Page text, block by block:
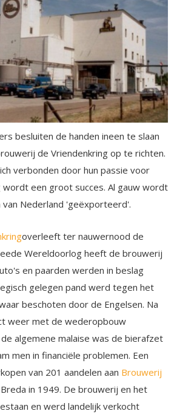
besluiten de handen ineen te slaan
de Vriendenkring op te richten.
verbonden door hun passie voor
wordt een groot succes. Al gauw wordt
Nederland 'geëxporteerd'.
overleeft ter nauwernood de
Wereldoorlog heeft de brouwerij
en paarden werden in beslag
gelegen pand werd tegen het
beschoten door de Engelsen. Na
weer met de wederopbouw
algemene malaise was de bierafzet
men in financiële problemen. Een
van 201 aandelen aan Brouwerij
in 1949. De brouwerij en het
en werd landelijk verkocht